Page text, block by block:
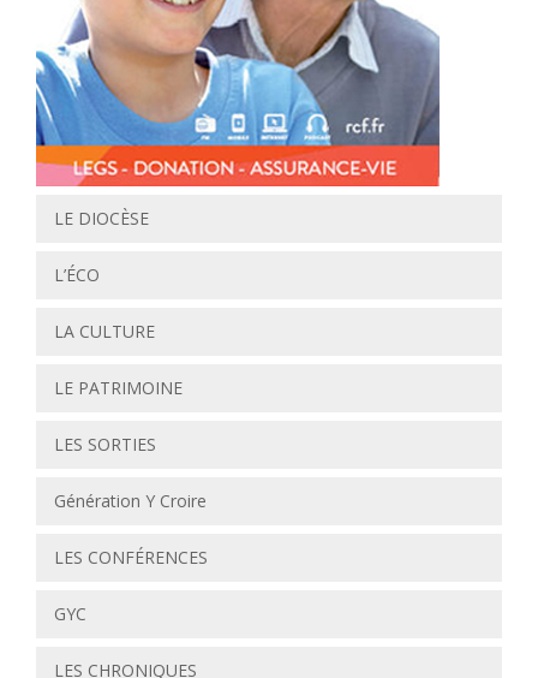
LE DIOCÈSE
L’ÉCO
LA CULTURE
LE PATRIMOINE
LES SORTIES
Génération Y Croire
LES CONFÉRENCES
GYC
LES CHRONIQUES